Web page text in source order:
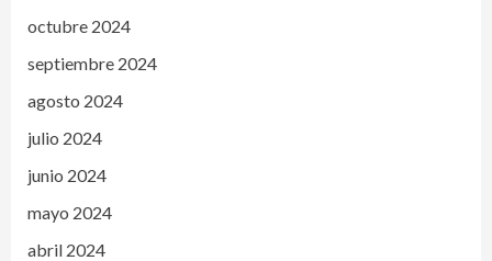
octubre 2024
septiembre 2024
agosto 2024
julio 2024
junio 2024
mayo 2024
abril 2024